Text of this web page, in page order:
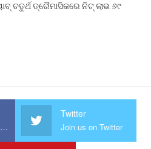
ଚତୁର୍ଥ ତ୍ରୈମାସିକରେ ନିଟ୍ ଲାଭ ୬୯
Join us on Facebook
Twitter
Join us on Twitter